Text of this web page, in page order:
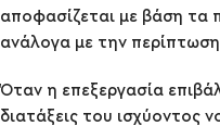
αποφασίζεται με βάση τα
ανάλογα με την
Όταν η επεξεργασία
διατάξεις του ισχύοντος